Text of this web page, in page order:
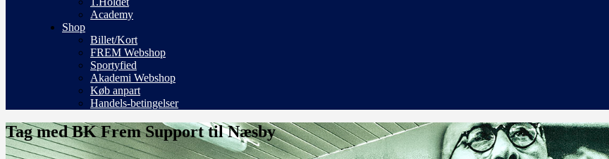
Academy
Shop
Billet/Kort
FREM Webshop
Sportyfied
Akademi Webshop
Køb anpart
Handels-betingelser
Tag med BK Frem Support til Næsby